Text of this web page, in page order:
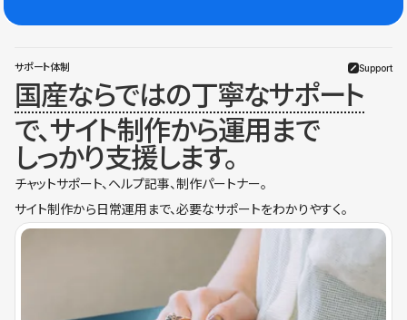
サポート体制 Support
国産ならではの丁寧なサポート
で、サイト制作から運用まで
しっかり支援します。
チャットサポート、ヘルプ記事、制作パートナー。
サイト制作から日常運用まで、必要なサポートをわかりやすく。